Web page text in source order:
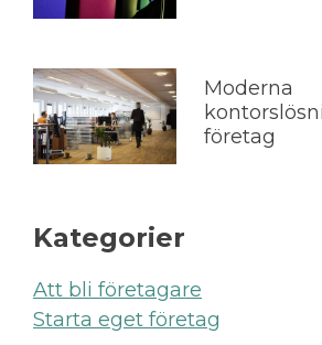
Moderna
företag
Kategorier
Att bli företagare
Starta eget företag